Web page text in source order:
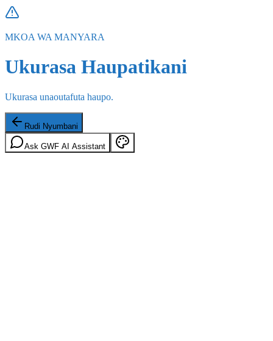
MKOA WA MANYARA
Ukurasa Haupatikani
Ukurasa unaoutafuta haupo.
Rudi Nyumbani
Ask GWF AI Assistant